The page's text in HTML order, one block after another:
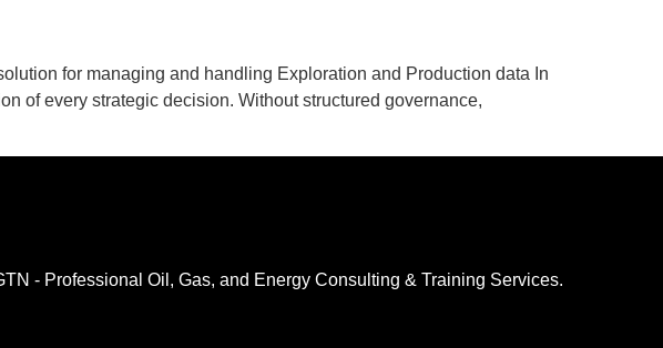
for managing and handling Exploration and Production data In
of every strategic decision. Without structured governance,
- Professional Oil, Gas, and Energy Consulting & Training Services.